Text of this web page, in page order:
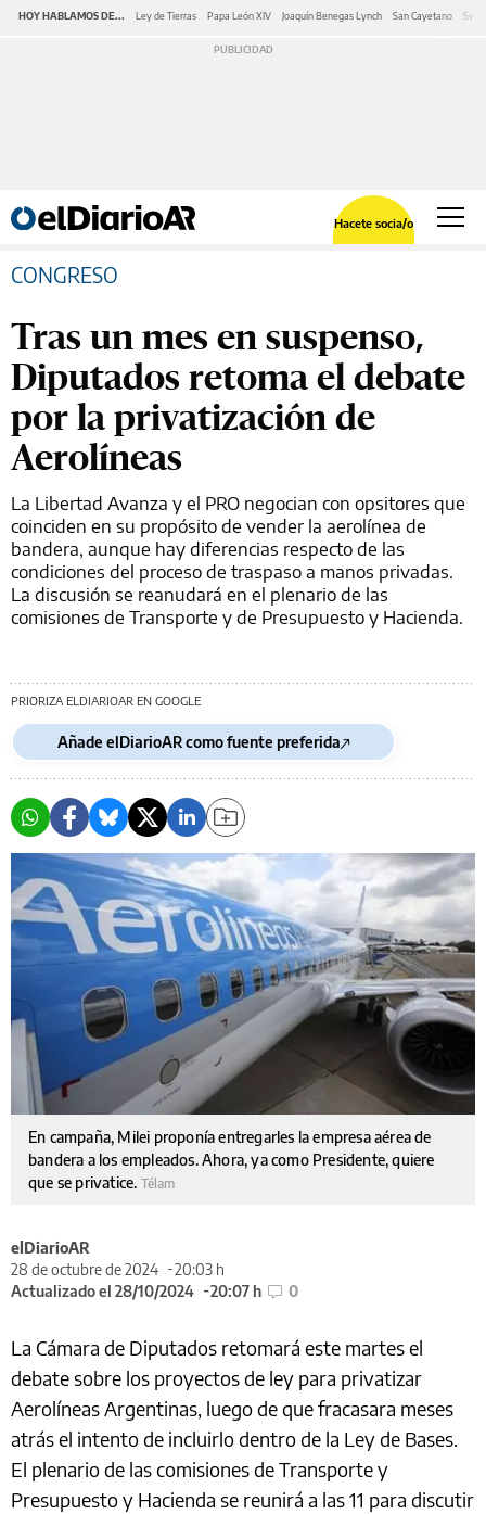
HOY HABLAMOS DE... Ley de Tierras Papa León XIV Joaquín Benegas Lynch San Cayetano
Hacete socia/o
CONGRESO
Tras un mes en suspenso,
Diputados retoma el debate
por la privatización de
Aerolíneas
La Libertad Avanza y el PRO negocian con opsitores que
coinciden en su propósito de vender la aerolínea de
bandera, aunque hay diferencias respecto de las
condiciones del proceso de traspaso a manos privadas.
La discusión se reanudará en el plenario de las
comisiones de Transporte y de Presupuesto y Hacienda.
PRIORIZA ELDIARIOAR EN GOOGLE
Añade elDiarioAR como fuente preferida
En campaña, Milei proponía entregarles la empresa aérea de
bandera a los empleados. Ahora, ya como Presidente, quiere
que se privatice. Télam
elDiarioAR
28 de octubre de 2024
20:03 h
Actualizado el 28/10/2024
20:07 h 0
La Cámara de Diputados retomará este martes el
debate sobre los proyectos de ley para privatizar
Aerolíneas Argentinas, luego de que fracasara meses
atrás el intento de incluirlo dentro de la Ley de Bases.
El plenario de las comisiones de Transporte y
Presupuesto y Hacienda se reunirá a las 11 para discutir